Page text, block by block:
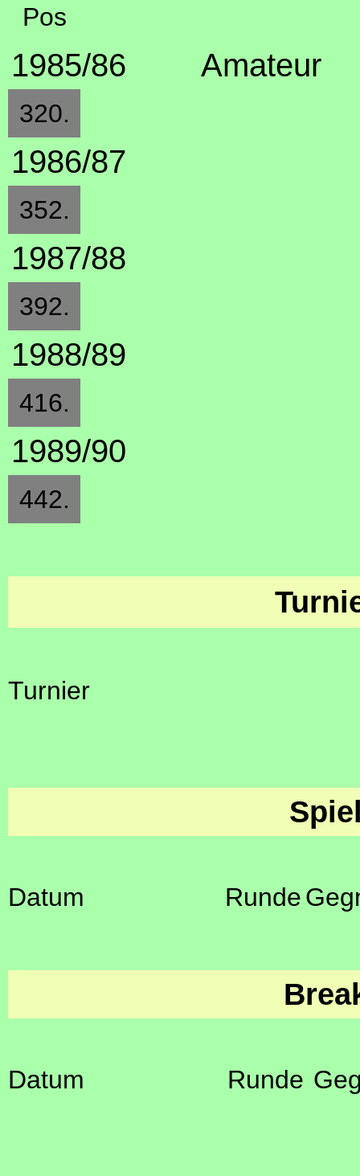
Pos
1985/86 Amateur
320.
1986/87
352.
1987/88
392.
1988/89
416.
1989/90
442.
Turnier
Datum Runde
Datum Runde